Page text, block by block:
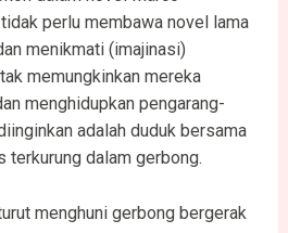
perlu membawa novel lama
menikmati (imajinasi)
memungkinkan mereka
menghidupkan pengarang-
adalah duduk bersama
terkurung dalam gerbong.
menghuni gerbong bergerak